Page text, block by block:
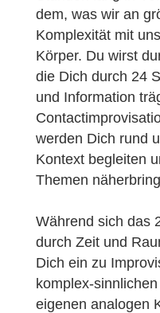
dem, was wir an
Komplexität mit
Körper. Du wirst
die Dich durch 24
und Information
werden Dich rund
Kontext begleiten
Themen
Während sich das
durch Zeit und
Dich ein zu
komplex-
eigenen analogen